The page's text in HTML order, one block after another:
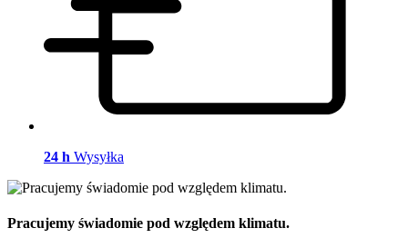
24 h Wysyłka
Pracujemy świadomie pod względem klimatu.